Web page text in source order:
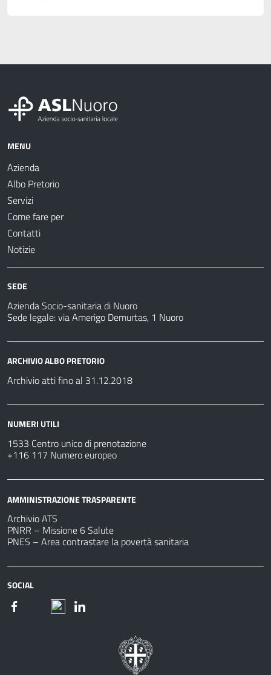
MENU
Azienda
Albo Pretorio
Servizi
Come fare per
Contatti
Notizie
SEDE
Azienda Socio-sanitaria di Nuoro
Sede legale: via Amerigo Demurtas, 1 Nuoro
ARCHIVIO ALBO PRETORIO
Archivio atti fino al 31.12.2018
NUMERI UTILI
1533 Centro unico di prenotazione
+116 117 Numero europeo
AMMINISTRAZIONE TRASPARENTE
Archivio ATS
PNRR – Missione 6 Salute
PNES – Area contrastare la povertà sanitaria
SOCIAL